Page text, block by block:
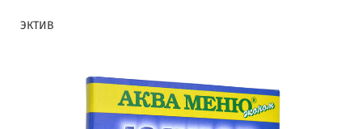
ЭКТИВ